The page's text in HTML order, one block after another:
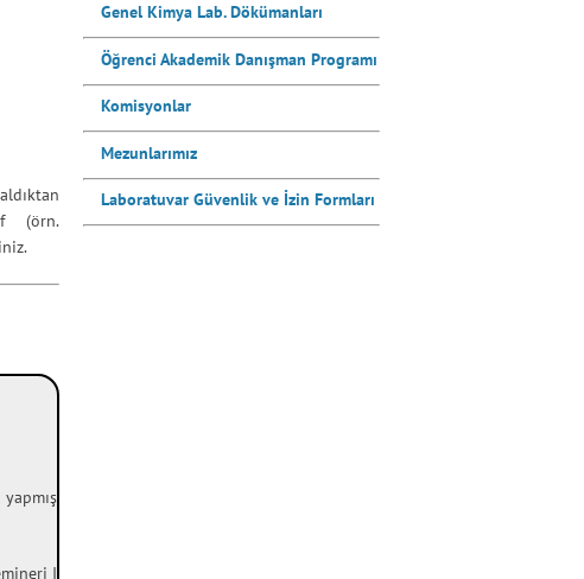
(örn.
I
Genel Kimya Lab. Dökümanları
Öğrenci Akademik Danışman Programı
Komisyonlar
Mezunlarımız
Laboratuvar Güvenlik ve İzin Formları